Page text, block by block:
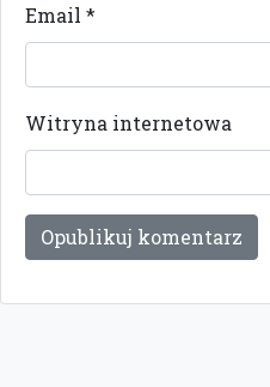
Email *
Witryna internetowa